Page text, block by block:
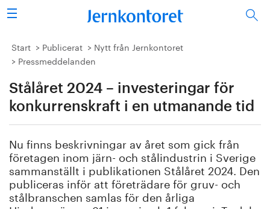
Sök
Stålindustrin
Forskning/utbildning
Energi/miljö
Vi tycker
Publicerat
Start Publicerat
Nytt från Jernkontoret
Pressmeddelanden
Stålåret 2024 – investeringar för
konkurrenskraft i en utmanande tid
Nu finns beskrivningar av året som gick från
företagen inom järn- och stålindustrin i Sverige
sammanställt i publikationen Stålåret 2024. Den
publiceras inför att företrädare för gruv- och
stålbranschen samlas för den årliga